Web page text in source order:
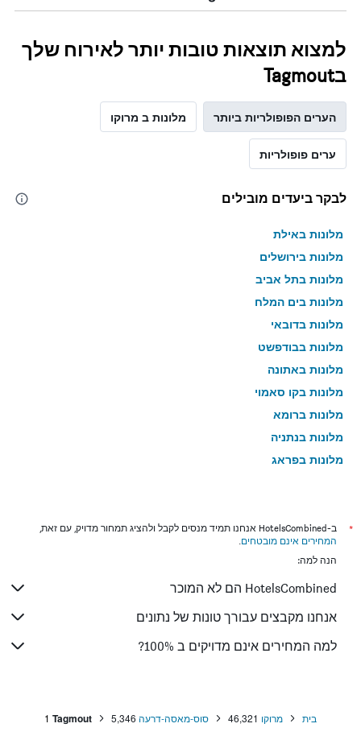
למצוא תוצאות טובות יותר לאירוח שלך
בTagmout
הערים הפופולריות ביותר מלונות ב מרוקו
ערים פופולריות
לבקר ביעדים מובילים
מלונות באילת
מלונות בירושלים
מלונות בתל אביב
מלונות בים המלח
מלונות בדובאי
מלונות בבודפשט
מלונות באתונה
מלונות בקו סאמוי
מלונות ברומא
מלונות בנתניה
מלונות בפראג
מלונות בניו יורק
מלונות בבנגקוק
מלונות בבוקרשט
מלונות בפאפוס
מלונות בלימסול
*
ב-HotelsCombined אנחנו תמיד מנסים לקבל ולהציג תמחור מדויק, עם זאת,
המחירים אינם מובטחים.
הנה למה:
HotelsCombined הם לא המוכר
אנחנו מקבצים עבורך טונות של נתונים
למה המחירים אינם מדויקים ב 100%?
בית מרוקו 46,321 סוס-מאסה-דרעה 5,346
Tagmout
1